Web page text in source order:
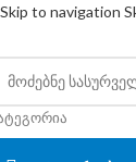
Skip to navigation